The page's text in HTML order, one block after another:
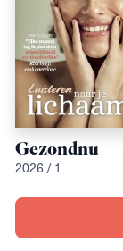
Gezondnu
2026 / 1